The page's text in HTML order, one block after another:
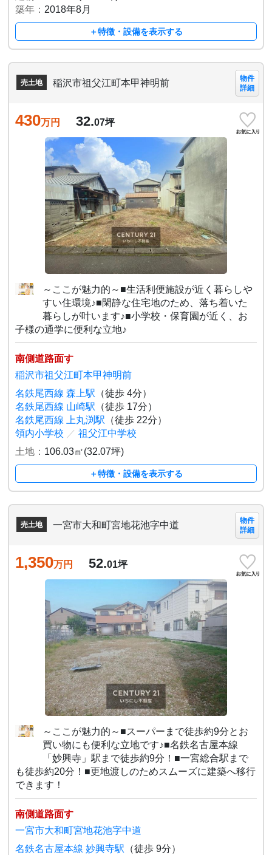
築年： 2018年8月
＋特徴・設備を表示する
売土地 稲沢市祖父江町本甲神明前
物件
詳細
430万円 32.07坪
～ここが魅力的～■生活利便施設が近く暮らしや
すい住環境♪■閑静な住宅地のため、落ち着いた
暮らしが叶います♪■小学校・保育園が近く、お
子様の通学に便利な立地♪
南側道路面す
稲沢市祖父江町本甲神明前
名鉄尾西線 森上駅 （徒歩 4分）
名鉄尾西線 山崎駅 （徒歩 17分）
名鉄尾西線 上丸渕駅 （徒歩 22分）
領内小学校 ／ 祖父江中学校
土地： 106.03㎡(32.07坪)
＋特徴・設備を表示する
売土地 一宮市大和町宮地花池字中道
物件
詳細
1,350万円 52.01坪
～ここが魅力的～■スーパーまで徒歩約9分とお
買い物にも便利な立地です♪■名鉄名古屋本線
「妙興寺」駅まで徒歩約9分！■一宮総合駅まで
も徒歩約20分！■更地渡しのためスムーズに建築へ移行
できます！
南側道路面す
一宮市大和町宮地花池字中道
名鉄名古屋本線 妙興寺駅 （徒歩 9分）